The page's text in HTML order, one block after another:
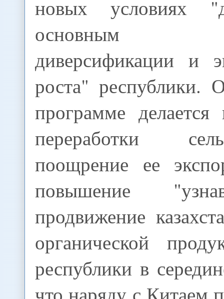
новых условиях
основным
диверсификации и
роста" республики.
программе делается
переработки
поощрение ее
повышение
продвижение
органической
республики в